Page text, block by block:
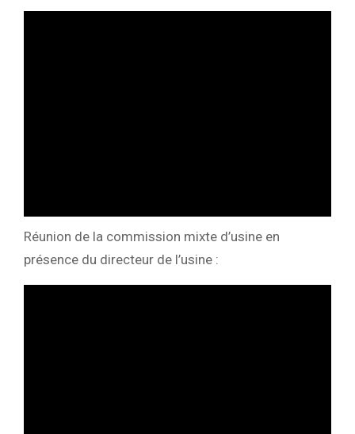
Réunion de la commission mixte d’usine en
présence du directeur de l’usine :